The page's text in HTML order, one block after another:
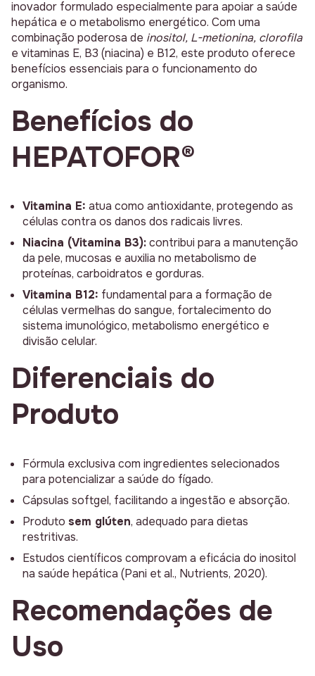
inovador formulado especialmente para apoiar a saúde
hepática e o metabolismo energético. Com uma
combinação poderosa de inositol, L-metionina, clorofila
e vitaminas E, B3 (niacina) e B12, este produto oferece
benefícios essenciais para o funcionamento do
organismo.
Benefícios do
HEPATOFOR®
Vitamina E: atua como antioxidante, protegendo as
células contra os danos dos radicais livres.
Niacina (Vitamina B3):contribui para a manutenção
da pele, mucosas e auxilia no metabolismo de
proteínas, carboidratos e gorduras.
Vitamina B12: fundamental para a formação de
células vermelhas do sangue, fortalecimento do
sistema imunológico, metabolismo energético e
divisão celular.
Diferenciais do
Produto
Fórmula exclusiva com ingredientes selecionados
para potencializar a saúde do fígado.
Cápsulas softgel, facilitando a ingestão e absorção.
Produto sem glúten, adequado para dietas
restritivas.
Estudos científicos comprovam a eficácia do inositol
na saúde hepática (Pani et al., Nutrients, 2020).
Recomendações de
Uso